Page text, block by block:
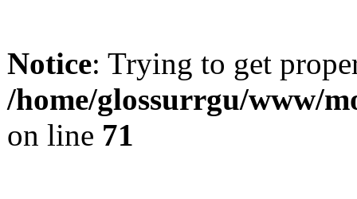
Notice: Trying to get
/home/glossurrgu/www/
on line 71